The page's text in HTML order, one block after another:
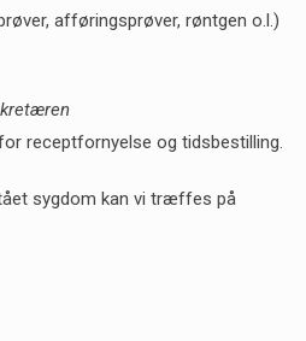
afføringsprøver, røntgen o.l.)
receptfornyelse og tidsbestilling.
sygdom kan vi træffes på